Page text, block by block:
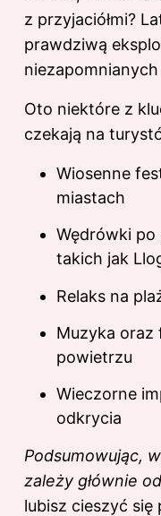
z przyjaciółmi?
prawdziwą
Oto niektóre z
czekają na
Wiosenne
miastach
Wędrówki
takich jak
Relaks na
Muzyka oraz
powietrzu
Wieczorne
odkrycia
Podsumowując,
zależy głównie
lubisz cieszyć